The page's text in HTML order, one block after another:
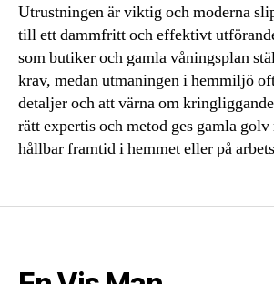
Utrustningen är viktig och moderna
till ett dammfritt och effektivt
som butiker och gamla våningsplan
krav, medan utmaningen i hemmiljö
detaljer och att värna om
rätt expertis och metod ges gamla
hållbar framtid i hemmet eller på